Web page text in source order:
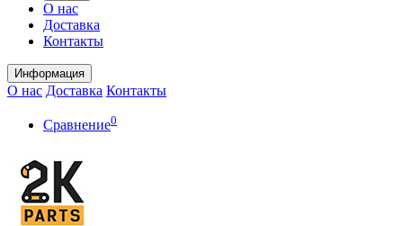
О нас
Доставка
Контакты
Информация
О нас Доставка Контакты
Сравнение0